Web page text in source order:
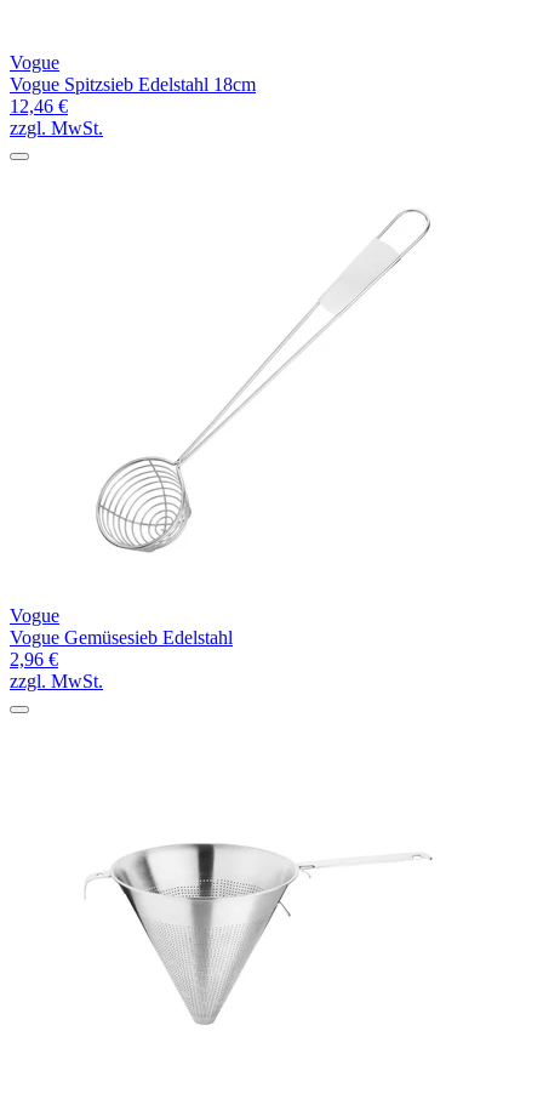
Vogue
Vogue Spitzsieb Edelstahl 18cm
12,46 €
zzgl. MwSt.
Vogue
Vogue Gemüsesieb Edelstahl
2,96 €
zzgl. MwSt.